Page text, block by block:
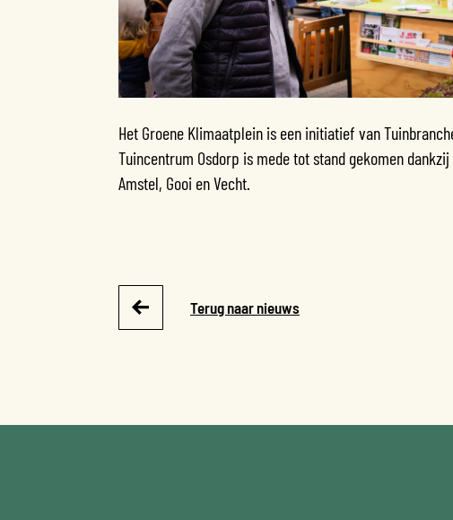
Het Groene Klimaatplein is een initiatief van
Tuincentrum Osdorp is mede tot stand gekomen
Amstel, Gooi en Vecht.
Terug naar nieuws